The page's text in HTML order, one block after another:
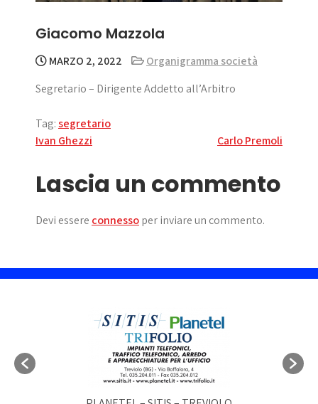
Giacomo Mazzola
MARZO 2, 2022
Organigramma società
Segretario – Dirigente Addetto all’Arbitro
Tag:segretario
Navigazione
articoli
Ivan Ghezzi Carlo Premoli
Lascia un commento
Devi essere connessoper inviare un commento.